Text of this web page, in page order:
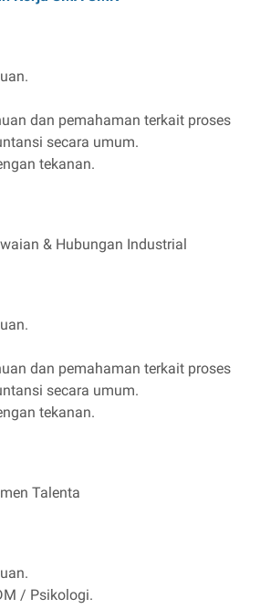
dan pemahaman terkait proses
secara umum.
tekanan.
& Hubungan Industrial
dan pemahaman terkait proses
secara umum.
tekanan.
Talenta
/ Psikologi.